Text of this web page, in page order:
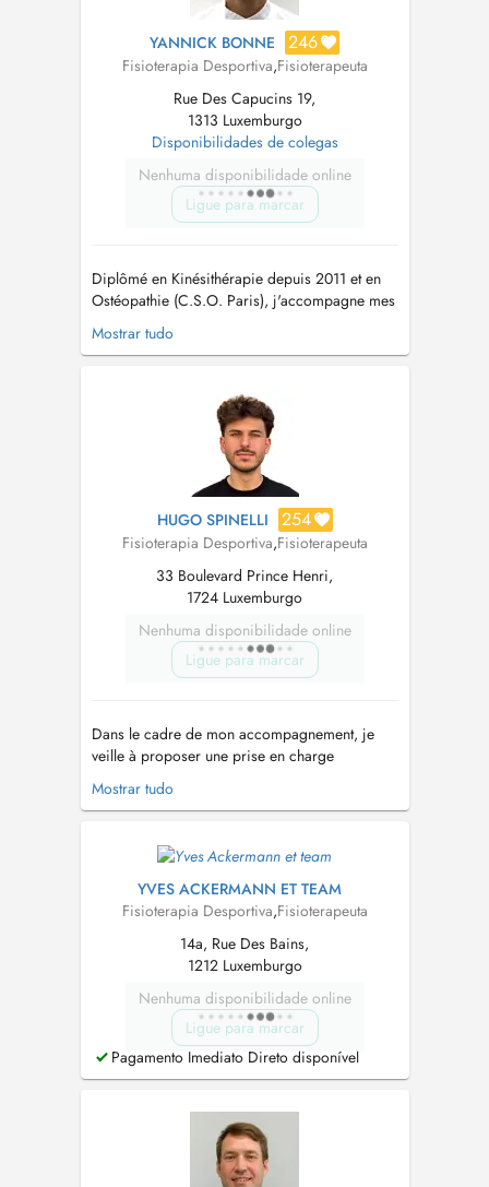
YANNICK BONNE 246
Fisioterapia Desportiva,Fisioterapeuta
Rue Des Capucins 19,
1313 Luxemburgo
Disponibilidades de colegas
Nenhuma disponibilidade online
Ligue para marcar
Diplômé en Kinésithérapie depuis 2011 et en
Ostéopathie (C.S.O. Paris), j'accompagne mes
patients en rééducation fonctionnelle, post-
opératoire et dans la gestion des douleurs
pour le traitement des troubles muscul...
Mostrar tudo
HUGO SPINELLI 254
Fisioterapia Desportiva,Fisioterapeuta
33 Boulevard Prince Henri,
1724 Luxemburgo
Nenhuma disponibilidade online
Ligue para marcar
Dans le cadre de mon accompagnement, je
veille à proposer une prise en charge
individualisée, adaptée aux objectifs et aux
contraintes de chaque sportif ou non . Mon
scientifiques actuelles ainsi que sur une analyse
précise des besoins fonctionnels de chaque
Mostrar tudo
YVES ACKERMANN ET TEAM
Fisioterapia Desportiva,Fisioterapeuta
14a, Rue Des Bains,
1212 Luxemburgo
Nenhuma disponibilidade online
Ligue para marcar
Pagamento Imediato Direto disponível